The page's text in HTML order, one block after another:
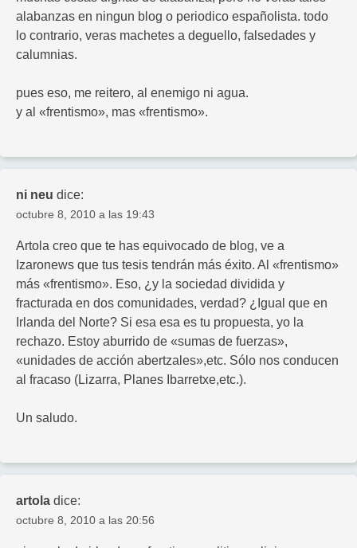
alabanzas en ningun blog o periodico españolista. todo
lo contrario, veras machetes a deguello, falsedades y
calumnias.
pues eso, me reitero, al enemigo ni agua.
y al «frentismo», mas «frentismo».
ni neu dice:
octubre 8, 2010 a las 19:43
Artola creo que te has equivocado de blog, ve a
Izaronews que tus tesis tendrán más éxito. Al «frentismo»
más «frentismo». Eso, ¿y la sociedad dividida y
fracturada en dos comunidades, verdad? ¿Igual que en
Irlanda del Norte? Si esa esa es tu propuesta, yo la
rechazo. Estoy aburrido de «sumas de fuerzas»,
«unidades de acción abertzales»,etc. Sólo nos conducen
al fracaso (Lizarra, Planes Ibarretxe,etc.).
Un saludo.
artola dice:
octubre 8, 2010 a las 20:56